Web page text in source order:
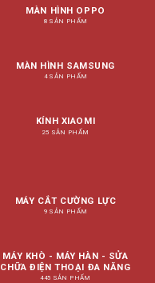
MÀN HÌNH OPPO
8 SẢN PHẨM
MÀN HÌNH SAMSUNG
4 SẢN PHẨM
KÍNH XIAOMI
25 SẢN PHẨM
MÁY CẮT CƯỜNG LỰC
9 SẢN PHẨM
MÁY KHÒ - MÁY HÀN - SỬA
CHỮA ĐIỆN THOẠI ĐA NĂNG
445 SẢN PHẨM